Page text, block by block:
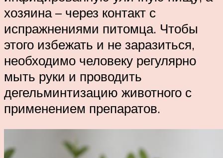
хозяина – через контакт с
испражнениями питомца. Чтобы
этого избежать и не заразиться,
необходимо человеку регулярно
мыть руки и проводить
дегельминтизацию животного с
применением препаратов.